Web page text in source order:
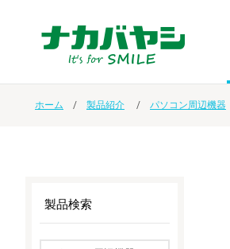
オーダー手帳・ノベルティ制作
IR情報
ホーム 製品紹介 パソコン周辺機器
製品検索